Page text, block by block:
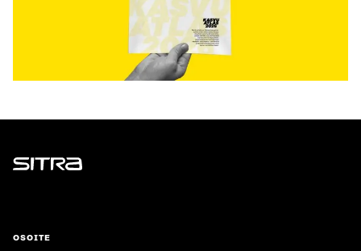
Sitra
OSOITE